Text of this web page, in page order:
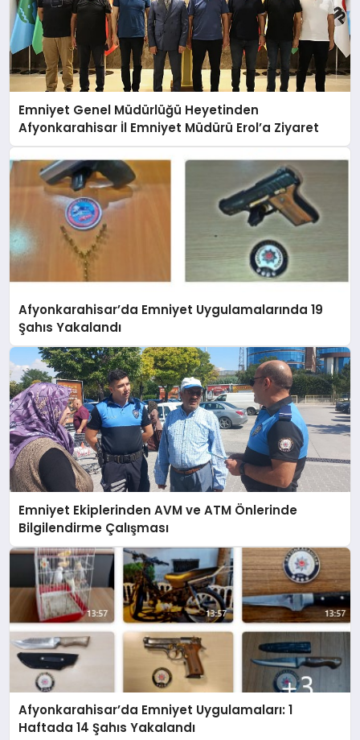
Emniyet Genel Müdürlüğü Heyetinden
Afyonkarahisar İl Emniyet Müdürü Erol’a Ziyaret
Afyonkarahisar’da Emniyet Uygulamalarında 19
Şahıs Yakalandı
Emniyet Ekiplerinden AVM ve ATM Önlerinde
Bilgilendirme Çalışması
Afyonkarahisar’da Emniyet Uygulamaları: 1
Haftada 14 Şahıs Yakalandı